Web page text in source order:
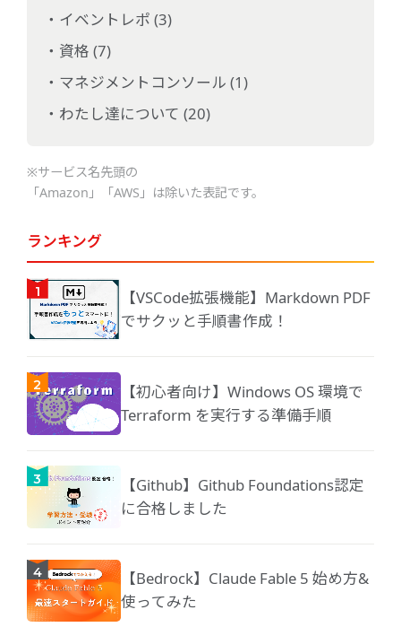
イベントレポ (3)
資格 (7)
マネジメントコンソール (1)
わたし達について (20)
※サービス名先頭の
「Amazon」「AWS」は除いた表記です。
ランキング
【VSCode拡張機能】Markdown PDF
でサクッと手順書作成！
【初心者向け】Windows OS 環境で
Terraform を実行する準備手順
【Github】Github Foundations認定
に合格しました
【Bedrock】Claude Fable 5 始め方&
使ってみた